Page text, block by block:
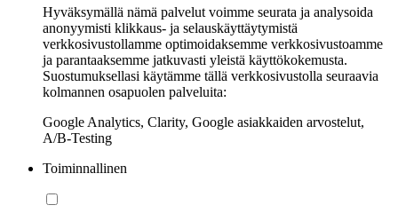
Hyväksymällä nämä palvelut voimme seurata ja analysoida
anonyymisti klikkaus- ja selauskäyttäytymistä
verkkosivustollamme optimoidaksemme verkkosivustoamme
ja parantaaksemme jatkuvasti yleistä käyttökokemusta.
Suostumuksellasi käytämme tällä verkkosivustolla seuraavia
kolmannen osapuolen palveluita:
Google Analytics, Clarity, Google asiakkaiden arvostelut,
A/B-Testing
Toiminnallinen